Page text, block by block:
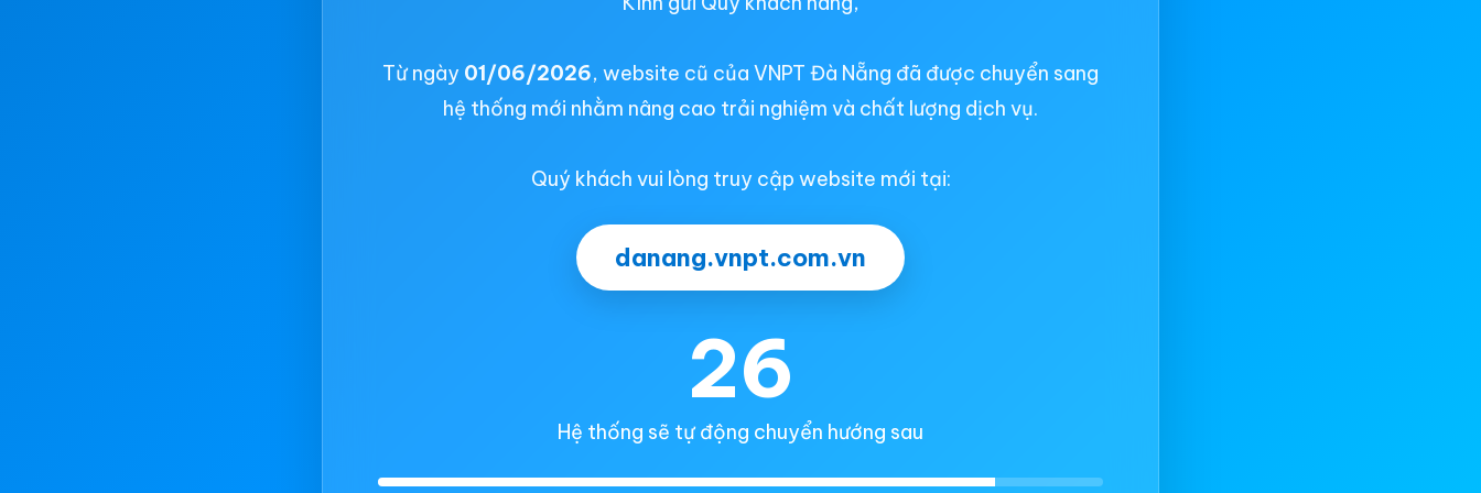
Từ ngày 01/06/2026, website cũ của VNPT Đà Nẵng đã được chuyển sang
hệ thống mới nhằm nâng cao trải nghiệm và chất lượng dịch vụ.
Quý khách vui lòng truy cập website mới tại:
danang.vnpt.com.vn
26
Hệ thống sẽ tự động chuyển hướng sau